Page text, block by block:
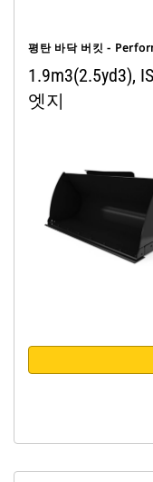
평탄 바닥 버킷 -
1.9m3(2.5yd3),
엣지